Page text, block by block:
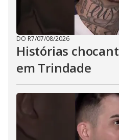
DO R7/07/08/2026
Histórias
em Trindade